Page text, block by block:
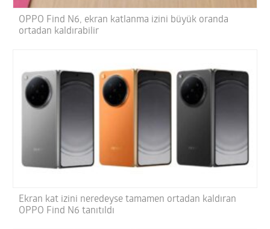
OPPO Find N6, ekran katlanma izini büyük oranda
ortadan kaldırabilir
Ekran kat izini neredeyse tamamen ortadan kaldıran
OPPO Find N6 tanıtıldı